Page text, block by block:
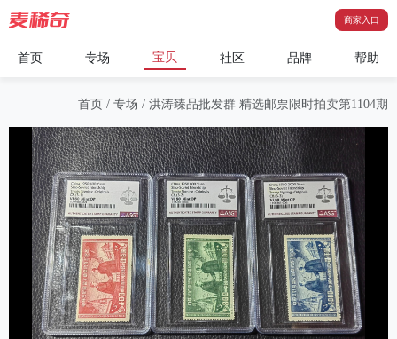
商家入口
首页 专场 宝贝 社区 品牌 帮助
首页 / 专场 / 洪涛臻品批发群 精选邮票限时拍卖第1104期